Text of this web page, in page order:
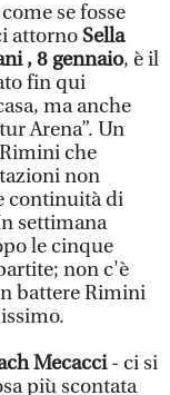
se fosse
attorno Sella
, 8 gennaio, è il
fin qui
ma anche
Arena”. Un
che
non
continuità di
settimana
le cinque
non c'è
battere Rimini
Mecacci- ci si
più scontata